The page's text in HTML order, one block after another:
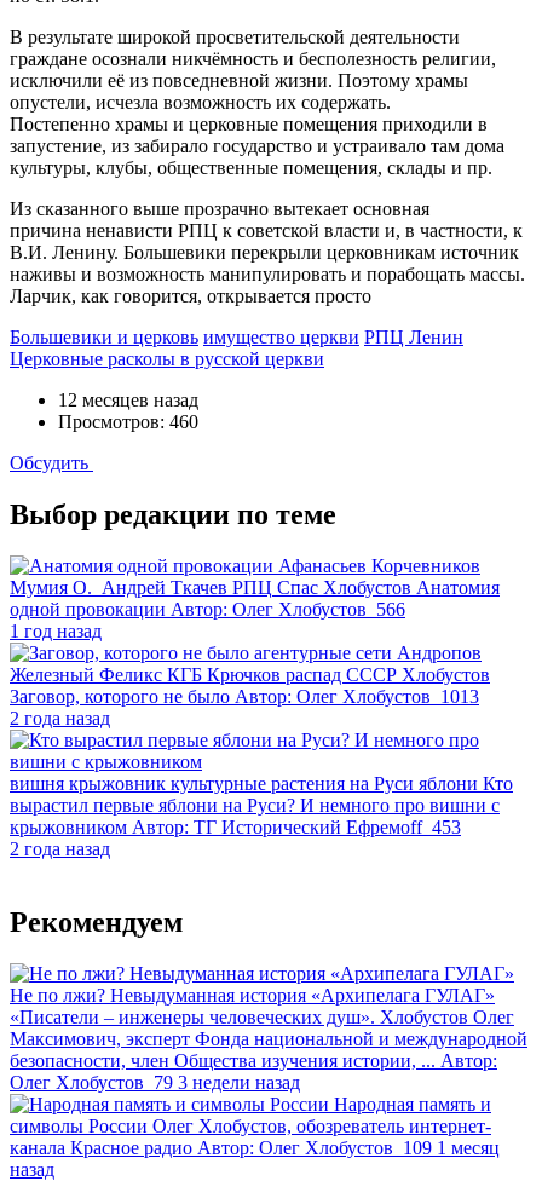
​В результате широкой просветительской деятельности
граждане осознали никчёмность и бесполезность религии,
исключили её из повседневной жизни. Поэтому храмы
опустели, исчезла возможность их содержать.
Постепенно храмы и церковные помещения приходили в
запустение, из забирало государство и устраивало там дома
культуры, клубы, общественные помещения, склады и пр.
​Из сказанного выше прозрачно вытекает основная
причина ненависти РПЦ к советской власти и, в частности, к
В.И. Ленину. Большевики перекрыли церковникам источник
наживы и возможность манипулировать и порабощать массы.
Ларчик, как говорится, открывается просто
Большевики и церковь имущество церкви РПЦ Ленин
Церковные расколы в русской церкви
12 месяцев назад
Просмотров: 460
Обсудить
Выбор редакции по теме
Афанасьев Корчевников
Мумия О. Андрей Ткачев РПЦ Спас Хлобустов Анатомия
одной провокации Автор: Олег Хлобустов 566
1 год назад
агентурные сети Андропов
Железный Феликс КГБ Крючков распад СССР Хлобустов
Заговор, которого не было Автор: Олег Хлобустов 1013
2 года назад
вишня крыжовник культурные растения на Руси яблони Кто
вырастил первые яблони на Руси? И немного про вишни с
крыжовником Автор: ТГ Исторический Ефремоff 453
2 года назад
Рекомендуем
Не по лжи? Невыдуманная история «Архипелага ГУЛАГ»
«Писатели – инженеры человеческих душ». Хлобустов Олег
Максимович, эксперт Фонда национальной и международной
безопасности, член Общества изучения истории, ... Автор:
Олег Хлобустов 79 3 недели назад
Народная память и
символы России Олег Хлобустов, обозреватель интернет-
канала Красное радио Автор: Олег Хлобустов 109 1 месяц
назад